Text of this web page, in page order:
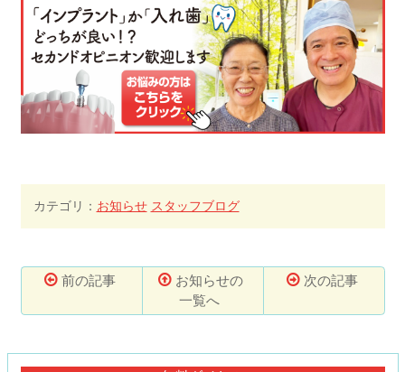
カテゴリ： お知らせ スタッフブログ
前の記事
お知らせの
一覧へ
次の記事